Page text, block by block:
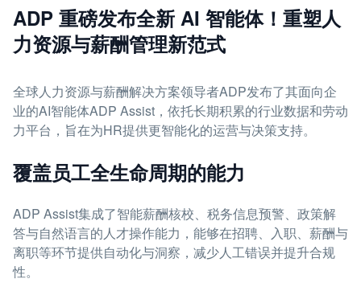
ADP 重磅发布全新 AI 智能体！重塑人
力资源与薪酬管理新范式
全球人力资源与薪酬解决方案领导者ADP发布了其面向企
业的AI智能体ADP Assist，依托长期积累的行业数据和劳动
力平台，旨在为HR提供更智能化的运营与决策支持。
覆盖员工全生命周期的能力
ADP Assist集成了智能薪酬核校、税务信息预警、政策解
答与自然语言的人才操作能力，能够在招聘、入职、薪酬与
离职等环节提供自动化与洞察，减少人工错误并提升合规
性。